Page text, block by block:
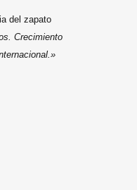
del zapato
Crecimiento